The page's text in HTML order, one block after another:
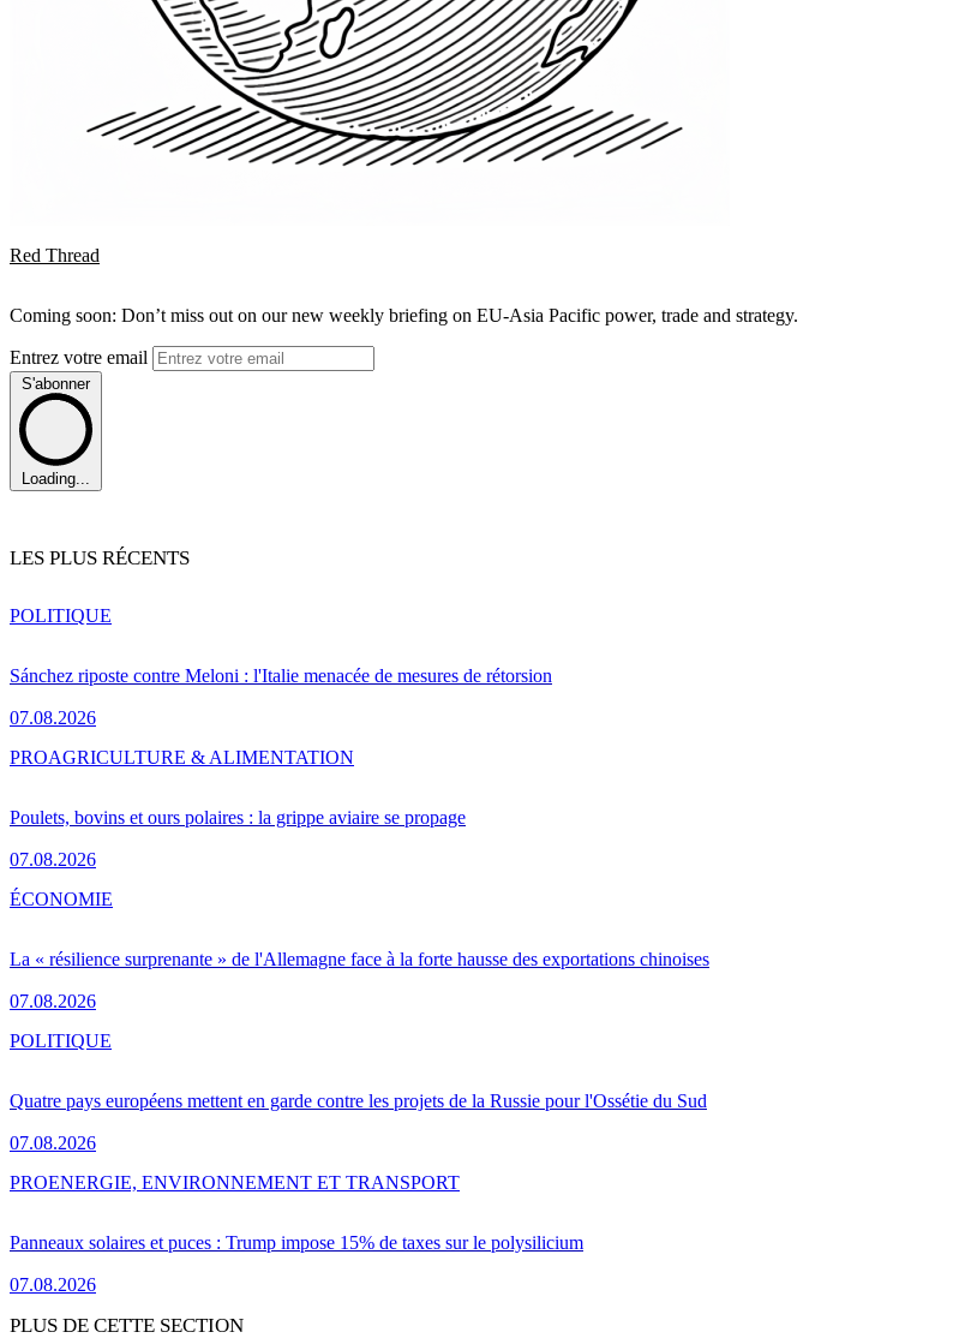
Red Thread
Coming soon: Don’t miss out on our new weekly briefing on EU-Asia Pacific power, trade and strategy.
Entrez votre email
S'abonner
Loading...
LES PLUS RÉCENTS
Sánchez riposte contre Meloni : l'Italie menacée de mesures de rétorsion
07.08.2026
POLITIQUE
Poulets, bovins et ours polaires : la grippe aviaire se propage
07.08.2026
PROAGRICULTURE & ALIMENTATION
La « résilience surprenante » de l'Allemagne face à la forte hausse des exportations chinoises
07.08.2026
ÉCONOMIE
Quatre pays européens mettent en garde contre les projets de la Russie pour l'Ossétie du Sud
07.08.2026
POLITIQUE
Panneaux solaires et puces : Trump impose 15% de taxes sur le polysilicium
07.08.2026
PROENERGIE, ENVIRONNEMENT ET TRANSPORT
PLUS DE CETTE SECTION